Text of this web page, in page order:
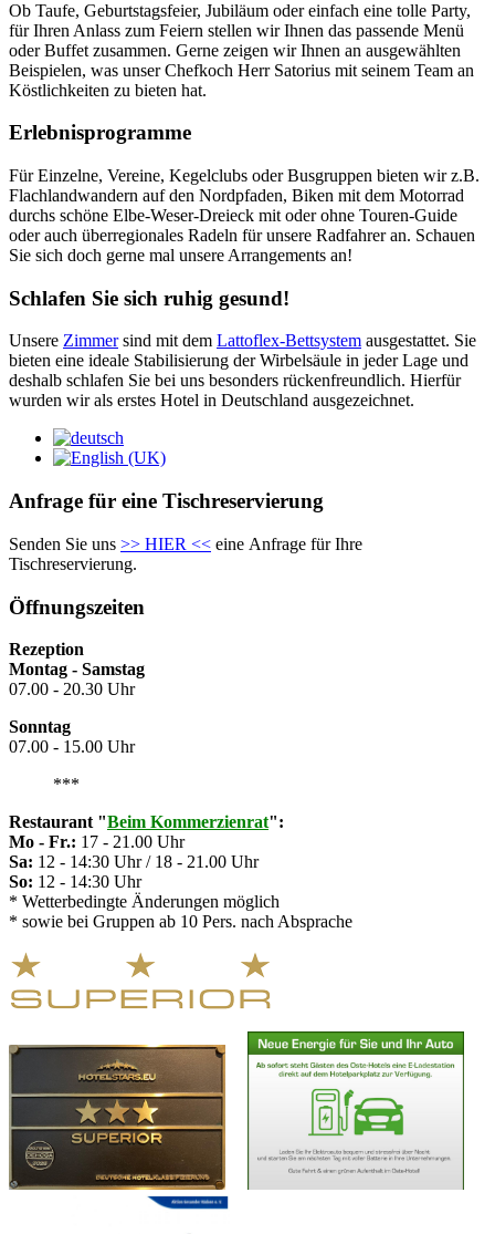
Ob Taufe, Geburtstagsfeier, Jubiläum oder einfach eine tolle Party,
für Ihren Anlass zum Feiern stellen wir Ihnen das passende Menü
oder Buffet zusammen. Gerne zeigen wir Ihnen an ausgewählten
Beispielen, was unser Chefkoch Herr Satorius mit seinem Team an
Köstlichkeiten zu bieten hat.
Erlebnisprogramme
Für Einzelne, Vereine, Kegelclubs oder Busgruppen bieten wir z.B.
Flachlandwandern auf den Nordpfaden, Biken mit dem Motorrad
durchs schöne Elbe-Weser-Dreieck mit oder ohne Touren-Guide
oder auch überregionales Radeln für unsere Radfahrer an. Schauen
Sie sich doch gerne mal unsere Arrangements an!
Schlafen Sie sich ruhig gesund!
Unsere Zimmersind mit dem Lattoflex-Bettsystem ausgestattet. Sie
bieten eine ideale Stabilisierung der Wirbelsäule in jeder Lage und
deshalb schlafen Sie bei uns besonders rückenfreundlich. Hierfür
wurden wir als erstes Hotel in Deutschland ausgezeichnet.
Anfrage für eine Tischreservierung
Senden Sie uns >> HIER << eine Anfrage für Ihre
Tischreservierung.
Öffnungszeiten
Rezeption
Montag - Samstag
07.00 - 20.30 Uhr
Sonntag
07.00 - 15.00 Uhr
***
Restaurant "Beim Kommerzienrat":
Mo - Fr.: 17 - 21.00 Uhr
Sa: 12 - 14:30 Uhr / 18 - 21.00 Uhr
So: 12 - 14:30 Uhr
* Wetterbedingte Änderungen möglich
* sowie bei Gruppen ab 10 Pers. nach Absprache